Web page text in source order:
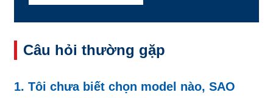
Câu hỏi thường gặp
1. Tôi chưa biết chọn model nào, SAO